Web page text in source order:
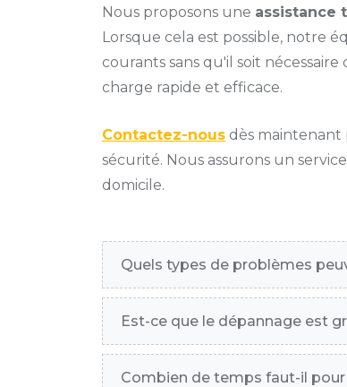
Nous proposons une assistance
Lorsque cela est possible, notre
courants sans qu'il soit
charge rapide et efficace.
Contactez-nous dès maintenant
sécurité. Nous assurons un
domicile.
Quels types de problèmes
Est-ce que le dépannage est
Combien de temps faut-il